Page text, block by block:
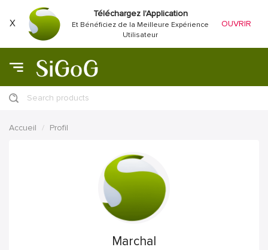
X
Téléchargez l'Application
Et Bénéficiez de la Meilleure Expérience
Utilisateur
OUVRIR
Search products
Accueil Profil
Marchal